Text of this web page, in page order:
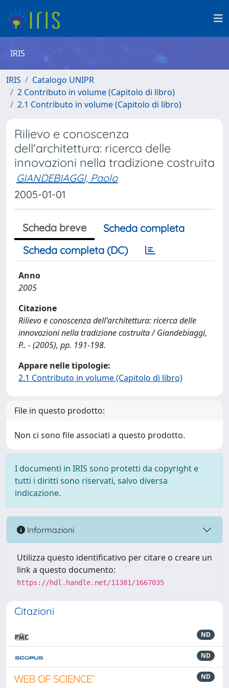
IRIS
IRIS
Catalogo UNIPR
2 Contributo in volume (Capitolo di libro)
2.1 Contributo in volume (Capitolo di libro)
Rilievo e conoscenza
dell'architettura: ricerca delle
innovazioni nella tradizione costruita
GIANDEBIAGGI, Paolo
2005-01-01
Scheda breve
Scheda completa
Scheda completa (DC)
Anno
2005
Citazione
Rilievo e conoscenza dell'architettura: ricerca delle
innovazioni nella tradizione costruita / Giandebiaggi,
P.. - (2005), pp. 191-198.
Appare nelle tipologie:
2.1 Contributo in volume (Capitolo di libro)
File in questo prodotto:
Non ci sono file associati a questo prodotto.
I documenti in IRIS sono protetti da copyright e
tutti i diritti sono riservati, salvo diversa
indicazione.
Informazioni
Utilizza questo identificativo per citare o creare un
link a questo documento:
https://hdl.handle.net/11381/1667035
Citazioni
ND
ND
ND